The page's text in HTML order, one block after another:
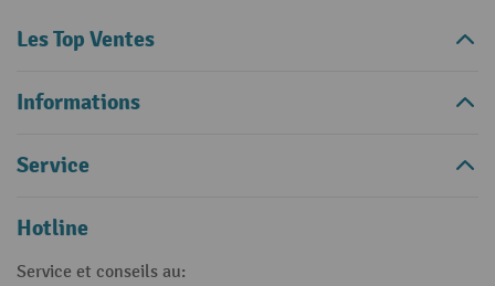
Les Top Ventes
Informations
Service
Hotline
Service et conseils au: